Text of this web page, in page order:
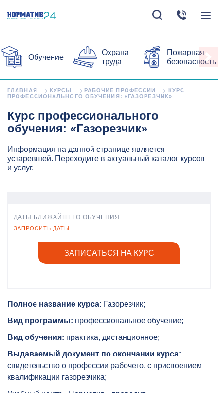
Обучение
Охрана
труда
Пожарная
безопасность
ГЛАВНАЯ КУРСЫ РАБОЧИЕ ПРОФЕССИИ
КУРС
ПРОФЕССИОНАЛЬНОГО ОБУЧЕНИЯ: «ГАЗОРЕЗЧИК»
Курс профессионального
обучения: «Газорезчик»
Информация на данной странице является
устаревшей. Переходите в актуальный каталог курсов
и услуг.
ДАТЫ БЛИЖАЙШЕГО ОБУЧЕНИЯ
ЗАПРОСИТЬ ДАТЫ
ЗАПИСАТЬСЯ НА КУРС
Полное название курса: Газорезчик;
Вид программы: профессиональное обучение;
Вид обучения: практика, дистанционное;
Выдаваемый документ по окончании курса:
свидетельство о профессии рабочего, с присвоением
квалификации газорезчика;